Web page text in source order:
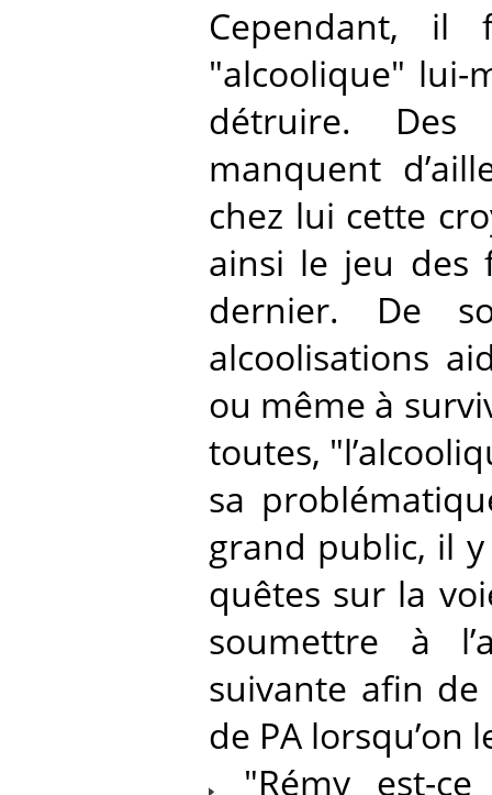
Cependant,
"alcoolique" lui-
détruire. Des
manquent
chez lui cette
ainsi le jeu des
dernier. De
alcoolisations
ou même à
toutes,
sa
grand public, il
quêtes sur la
soumettre à
suivante afin
de PA lorsqu’on
"Rémy est-